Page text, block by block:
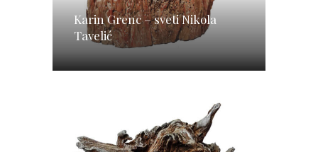
Karin Grenc – sveti Nikola
Tavelić